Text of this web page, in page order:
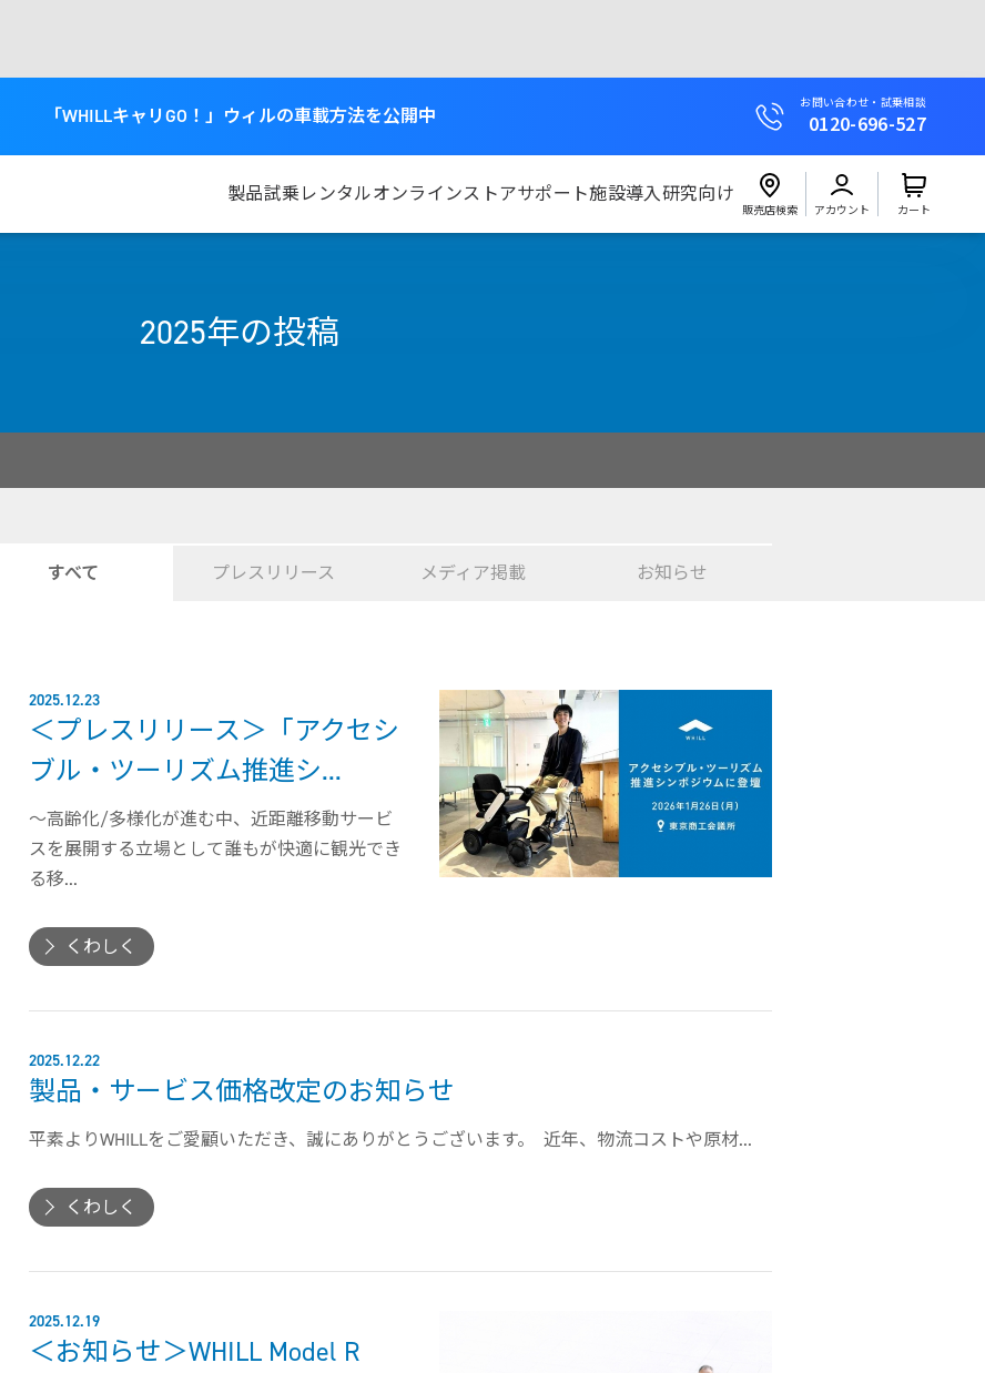
「WHILLキャリGO！」ウィルの車載方法を公開中
お問い合わせ・試乗相談
0120-696-527
製品試乗レンタルオンラインストアサポート施設導入研究向け
販売店検索 アカウント カート
2025年の投稿
すべて プレス リリース メディア掲載 お知らせ
2025.12.23
＜プレスリリース＞「アクセシ
ブル・ツーリズム推進シ...
〜高齢化/多様化が進む中、近距離移動サービ
スを展開する立場として誰もが快適に観光でき
る移...
くわしく
2025.12.22
製品・サービス価格改定のお知らせ
平素よりWHILLをご愛顧いただき、誠にありがとうございます。 近年、物流コストや原材...
くわしく
2025.12.19
＜お知らせ＞WHILL Model R